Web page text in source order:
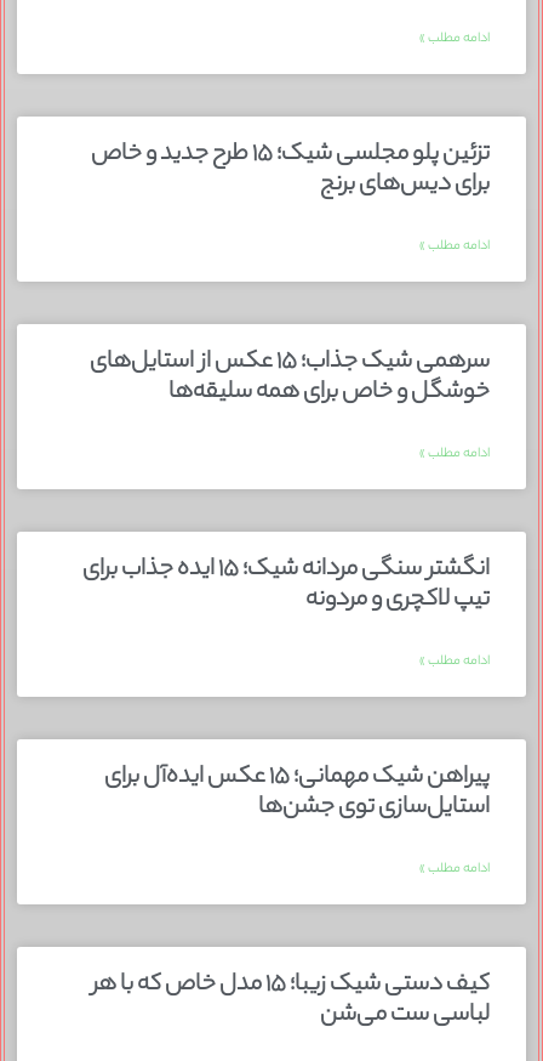
ادامه مطلب »
تزئین پلو مجلسی شیک؛ ۱۵ طرح جدید و خاص
برای دیس‌های برنج
ادامه مطلب »
سرهمی شیک جذاب؛ ۱۵ عکس از استایل‌های
خوشگل و خاص برای همه سلیقه‌ها
ادامه مطلب »
انگشتر سنگی مردانه شیک؛ ۱۵ ایده جذاب برای
تیپ لاکچری و مردونه
ادامه مطلب »
پیراهن شیک مهمانی؛ ۱۵ عکس ایده‌آل برای
استایل‌سازی توی جشن‌ها
ادامه مطلب »
کیف دستی شیک زیبا؛ ۱۵ مدل خاص که با هر
لباسی ست می‌شن